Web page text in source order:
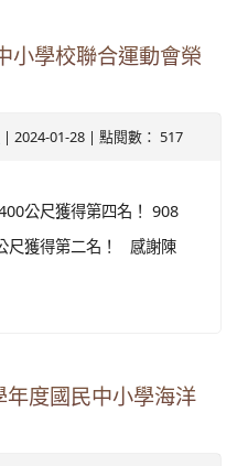
小學校聯合運動會榮
| 2024-01-28 | 點閱數： 517
公尺獲得第四名！ 908
尺獲得第二名！ 感謝陳
年度國民中小學海洋